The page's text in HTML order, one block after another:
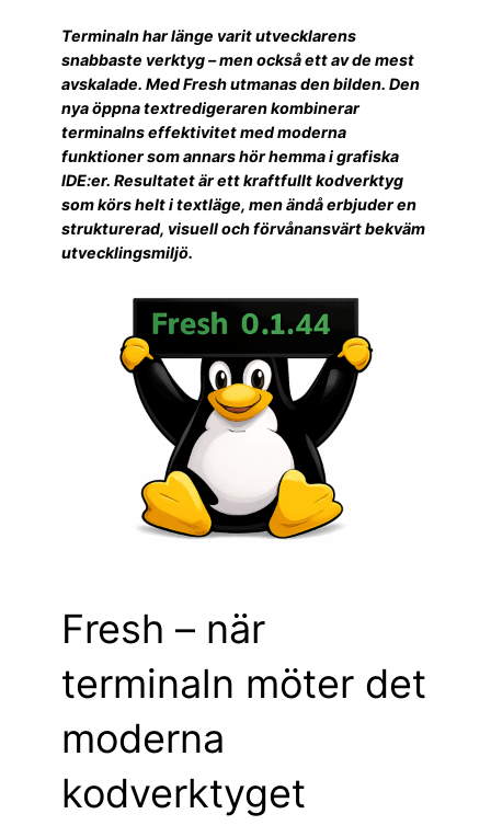
Terminaln har länge varit utvecklarens
snabbaste verktyg – men också ett av de mest
avskalade. Med Fresh utmanas den bilden. Den
nya öppna textredigeraren kombinerar
terminalns effektivitet med moderna
funktioner som annars hör hemma i grafiska
IDE:er. Resultatet är ett kraftfullt kodverktyg
som körs helt i textläge, men ändå erbjuder en
strukturerad, visuell och förvånansvärt bekväm
utvecklingsmiljö.
Fresh – när
terminaln möter det
moderna
kodverktyget